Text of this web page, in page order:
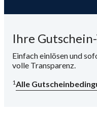
Ihre
Einfach einlösen und
volle Transparenz.
1Alle